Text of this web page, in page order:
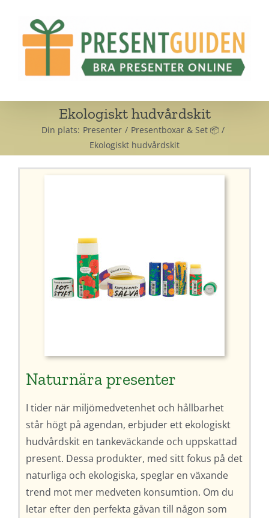
Ekologiskt hudvårdskit
Din plats: Presenter
Presentboxar & Set 📦
Ekologiskt hudvårdskit
Naturnära presenter
I tider när miljömedvetenhet och hållbarhet
står högt på agendan, erbjuder ett ekologiskt
hudvårdskit en tankeväckande och uppskattad
present. Dessa produkter, med sitt fokus på det
naturliga och ekologiska, speglar en växande
trend mot mer medveten konsumtion. Om du
letar efter den perfekta gåvan till någon som